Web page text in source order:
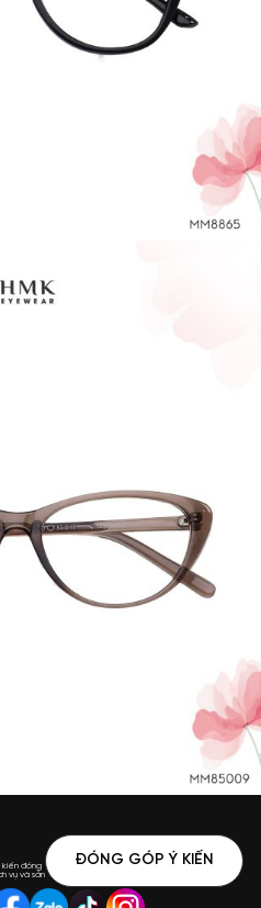
kiến đóng
vụ và sản
ĐÓNG GÓP Ý KIẾN